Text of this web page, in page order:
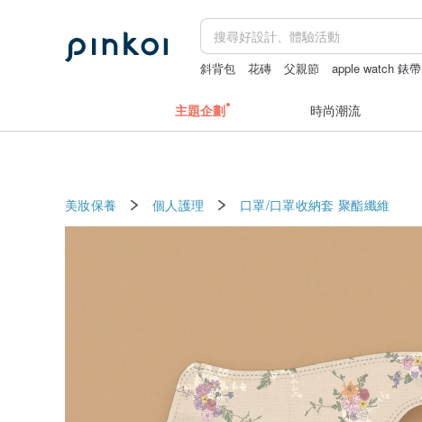
斜背包 花磚 父親節 apple watch 錶帶
主題企劃 時尚潮流
美妝保養 個人護理 口罩/口罩收納套 聚酯纖維